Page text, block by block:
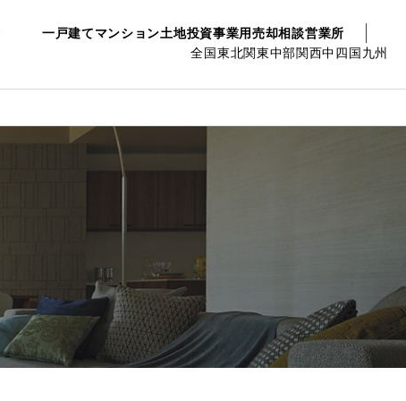
一戸建てマンション土地投資事業用売却相談営業所
全国東北関東中部関西中四国九州